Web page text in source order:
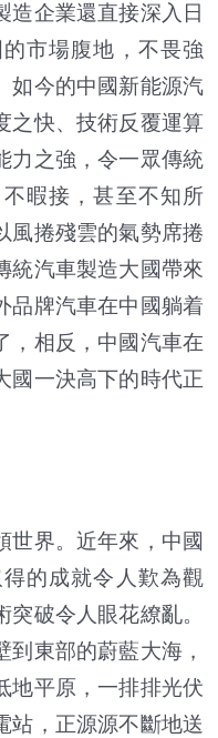
造企業還直接深入日
市場腹地，不畏強
如今的中國新能源汽
之快、技術反覆運算
力之強，令一眾傳統
暇接，甚至不知所
風捲殘雲的氣勢席捲
統汽車製造大國帶來
品牌汽車在中國躺着
，相反，中國汽車在
國一決高下的時代正
界。近年來，中國
的成就令人歎為觀
破令人眼花繚亂。
東部的蔚藍大海，
地平原，一排排光伏
站，正源源不斷地送